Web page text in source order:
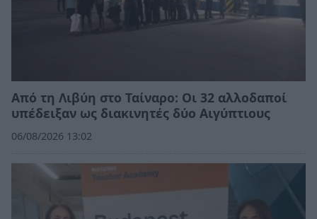
Από τη Λιβύη στο Ταίναρο: Οι 32 αλλοδαποί
υπέδειξαν ως διακινητές δύο Αιγύπτιους
06/08/2026 13:02